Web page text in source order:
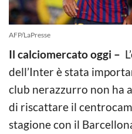
AFP/LaPresse
Il calciomercato oggi –
dell’Inter è stata
club nerazzurro non ha
di riscattare il
stagione con il